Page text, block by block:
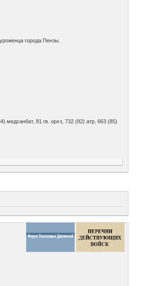
города Пензы.
медсанбат, 81 гв. орхз, 732 (82) атр, 663 (85)